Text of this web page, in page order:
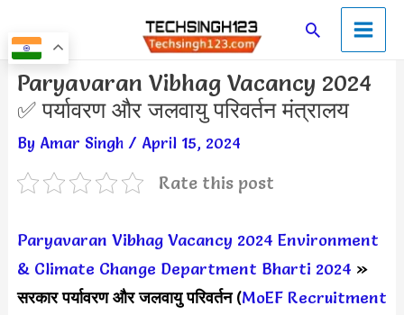
to
content
SearchMain
Menu
Paryavaran Vibhag Vacancy 2024
✅ पर्यावरण और जलवायु परिवर्तन मंत्रालय
By Amar Singh / April 15, 2024
Rate this post
Paryavaran Vibhag Vacancy 2024 Environment
& Climate Change Department Bharti 2024 »
सरकार पर्यावरण और जलवायु परिवर्तन(MoEF Recruitment
Post
navigation